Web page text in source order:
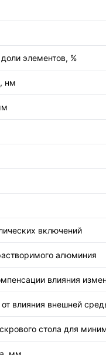
элементов, %
нм
включений
алюминия
влияния
влияния внешней
стола для